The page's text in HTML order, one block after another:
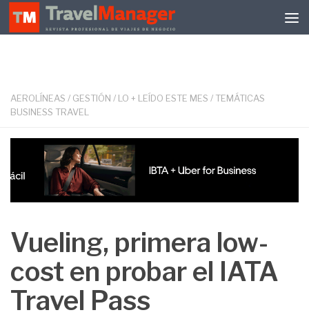
Debajo del contenido
AEROLÍNEAS / GESTIÓN / LO + LEÍDO ESTE MES / TEMÁTICAS
BUSINESS TRAVEL
Vueling, primera low-
cost en probar el IATA
Travel Pass